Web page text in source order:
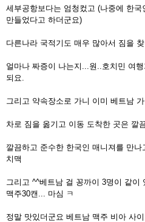
세부공항보다는 엄청컸고 (나중에 한
만들었다고 하더군요)
다른나라 국적기도 매우 많아서 짐을
얼마나 짜증이 나는지...원..호치민 여
되요.
그리고 약속장소로 가니 이미 베트남
차로 짐을 옮기고 이동 도착한 곳은 깔
깔끔하고 준수한 한국인 매니져를 만
치맥
그리고 ^^베트남 걸 꽁까이 3명이 같이
맥주30캔... 마심 ㅋ
정말 맛있더군요 베트남 맥주 비아 사